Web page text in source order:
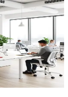
150-2000
gulv- eller
+ ERV til
og
Vi
krav.